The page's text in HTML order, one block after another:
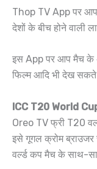
Thop TV App पर आप
देशों के बीच होने वाली
इस App पर आप मैच के
फिल्म आदि भी देख सकते
ICC T20 World
Oreo TV फ्री T20
इसे गूगल क्रोम
वर्ल्ड कप मैच के साथ-